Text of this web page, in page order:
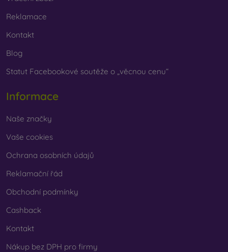
Reklamace
Kontakt
Blog
Statut Facebookové soutěže o „věcnou cenu“
Informace
Naše značky
Vaše cookies
Ochrana osobních údajů
Reklamační řád
Obchodní podmínky
Cashback
Kontakt
Nákup bez DPH pro firmy